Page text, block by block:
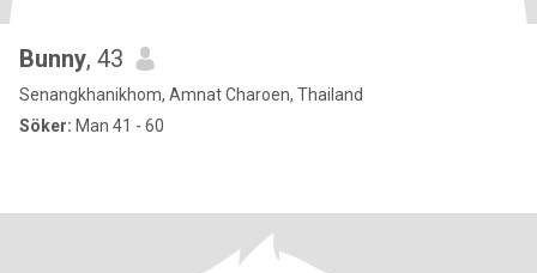
Bunny, 43
Senangkhanikhom, Amnat Charoen, Thailand
Söker: Man 41 - 60